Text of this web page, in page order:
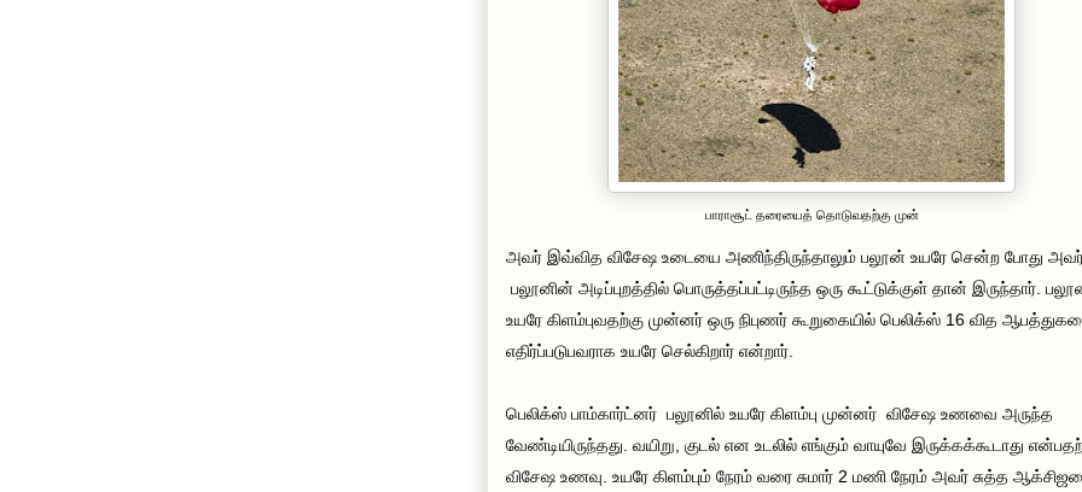
பாராசூட் தரையைத் தொடுவதற்கு முன்
அவர் இவ்வித விசேஷ உடையை அணிந்திருந்தாலும் பலூன் உயரே சென்ற போது
பலூனின் அடிப்புறத்தில் பொருத்தப்பட்டிருந்த ஒரு கூட்டுக்குள் தான் இருந்தார்.
உயரே கிளம்புவதற்கு முன்னர் ஒரு நிபுணர் கூறுகையில் பெலிக்ஸ் 16 வித
எதிர்ப்படுபவராக உயரே செல்கிறார் என்றார்.
பெலிக்ஸ் பாம்கார்ட்னர் பலூனில் உயரே கிளம்பு முன்னர் விசேஷ உணவை அருந்த
வேண்டியிருந்தது. வயிறு, குடல் என உடலில் எங்கும் வாயுவே இருக்கக்கூடாது
விசேஷ உணவு. உயரே கிளம்பும் நேரம் வரை சுமார் 2 மணி நேரம் அவர் சுத்த